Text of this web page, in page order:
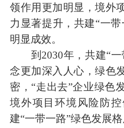
领作用更加明显，境外
力显著提升，共建“一
明显成效。
到2030年，共建“一
念更加深入人心，绿色
密，“走出去”企业绿色
境外项目环境风险防
建“一带一路”绿色发展格